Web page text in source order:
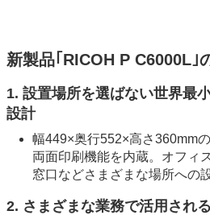
新製品｢RICOH P C6000L｣
1. 設置場所を選ばない世界最
設計
幅449×奥行552×高さ360mm
両面印刷機能を内蔵。オフィ
窓口などさまざまな場所への
2. さまざまな業務で活用され